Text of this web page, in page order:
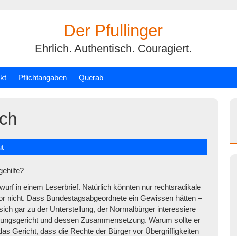
Der Pfullinger
Ehrlich. Authentisch. Couragiert.
Pflichtangaben Querab
in einem Leserbrief. Natürlich könnten nur rechtsradikale
nicht. Dass Bundestagsabgeordnete ein Gewissen hätten –
gar zu der Unterstellung, der Normalbürger interessiere
und dessen Zusammensetzung. Warum sollte er
Gericht, dass die Rechte der Bürger vor Übergriffigkeiten